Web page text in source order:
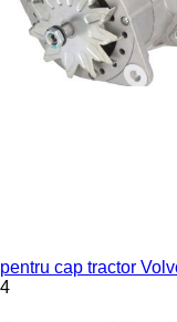
pentru cap tractor
4